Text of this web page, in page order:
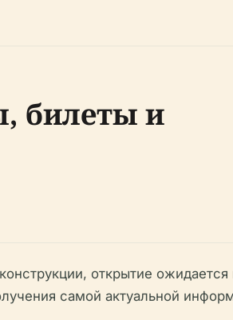
билеты и
открытие ожидается
самой актуальной